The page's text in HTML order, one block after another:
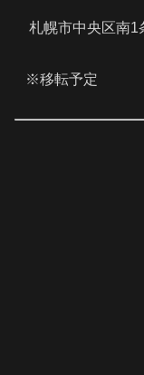
札幌市中央区南
※移転予定